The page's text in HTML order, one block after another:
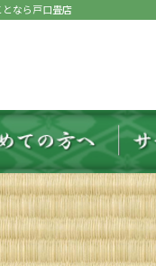
なら戸口畳店